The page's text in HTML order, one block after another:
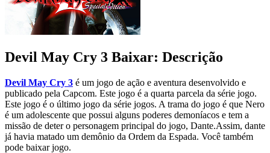
Devil May Cry 3 Baixar: Descrição
Devil May Cry 3 é um jogo de ação e aventura desenvolvido e
publicado pela Capcom. Este jogo é a quarta parcela da série jogo.
Este jogo é o último jogo da série jogos. A trama do jogo é que Nero
é um adolescente que possui alguns poderes demoníacos e tem a
missão de deter o personagem principal do jogo, Dante.Assim, dante
já havia matado um demônio da Ordem da Espada. Você também
pode baixar jogo.